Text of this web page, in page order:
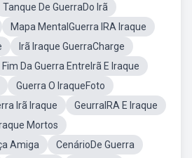
Tanque De GuerraDo Irã
Mapa MentalGuerra IRA Iraque
Irã Iraque GuerraCharge
Fim Da Guerra EntreIrã E Iraque
Guerra O IraqueFoto
Irã Iraque
GeurraIRA E Iraque
Mortos
Amiga
CenárioDe Guerra